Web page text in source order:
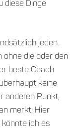
diese Dinge
jeden.
ohne die oder den
beste Coach
keine
anderen Punkt,
merkt: Hier
könnte ich es